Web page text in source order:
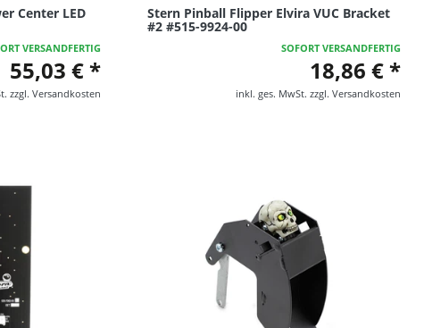
Center LED
VERSANDFERTIG
55,03 € *
zzgl. Versandkosten
Stern Pinball Flipper Elvira VUC Bracket
#2 #515-9924-00
SOFORT VERSANDFERTIG
18,86 € *
inkl. ges. MwSt. zzgl. Versandkosten